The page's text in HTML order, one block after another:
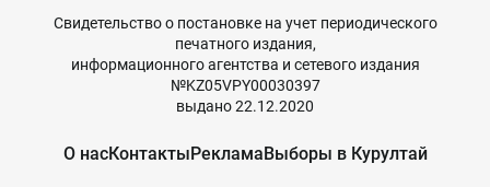
Свидетельство о постановке на учет периодического
печатного издания,
информационного агентства и сетевого издания
№KZ05VPY00030397
выдано 22.12.2020
О насКонтактыРекламаВыборы в Курултай